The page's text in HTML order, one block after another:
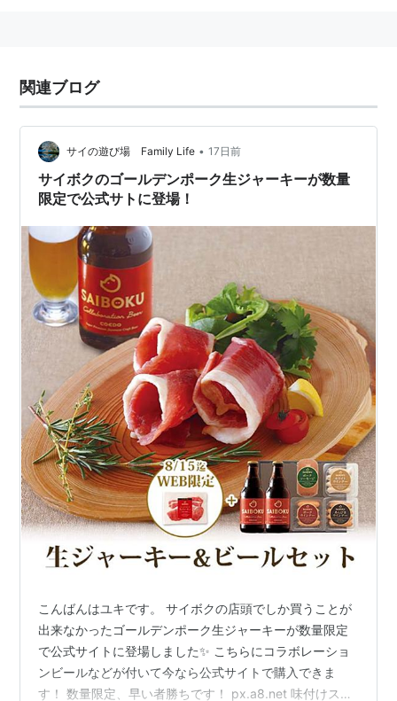
関連ブログ
サイの遊び場 Family Life • 17日前
サイボクのゴールデンポーク生ジャーキーが数量
限定で公式サトに登場！
こんばんはユキです。 サイボクの店頭でしか買うことが
出来なかったゴールデンポーク生ジャーキーが数量限定
で公式サイトに登場しました✨ こちらにコラボレーショ
ンビールなどが付いて今なら公式サイトで購入できま
す！ 数量限定、早い者勝ちです！ px.a8.net 味付けスペ